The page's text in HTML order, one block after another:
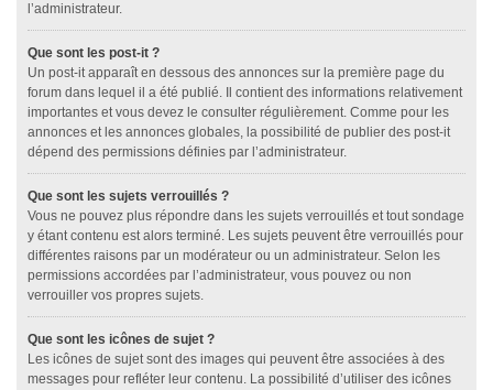
l’administrateur.
Que sont les post-it ?
Un post-it apparaît en dessous des annonces sur la première page du
forum dans lequel il a été publié. Il contient des informations relativement
importantes et vous devez le consulter régulièrement. Comme pour les
annonces et les annonces globales, la possibilité de publier des post-it
dépend des permissions définies par l’administrateur.
Que sont les sujets verrouillés ?
Vous ne pouvez plus répondre dans les sujets verrouillés et tout sondage
y étant contenu est alors terminé. Les sujets peuvent être verrouillés pour
différentes raisons par un modérateur ou un administrateur. Selon les
permissions accordées par l’administrateur, vous pouvez ou non
verrouiller vos propres sujets.
Que sont les icônes de sujet ?
Les icônes de sujet sont des images qui peuvent être associées à des
messages pour refléter leur contenu. La possibilité d’utiliser des icônes